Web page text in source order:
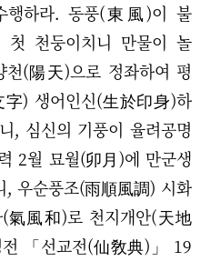
하라. 동풍(東風)이 불
천둥이치니 만물이 놀
(陽天)으로 정좌하여 평
) 생어인신(生於印身)하
, 심신의 기풍이 율려공명
2월 묘월(卯月)에 만군생
우순풍조(雨順風調) 시화
氣風和)로 천지개안(天地
「선교전(仙敎典)」 19